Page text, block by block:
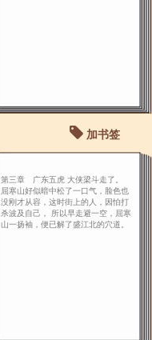
加书签
第三章 广东五虎 大侠梁斗走了。
屈寒山好似暗中松了一口气，脸色也
没刚才从容，这时街上的人，因怕打
杀波及自己， 所以早走避一空，屈寒
山一扬袖，便已解了盛江北的穴道。